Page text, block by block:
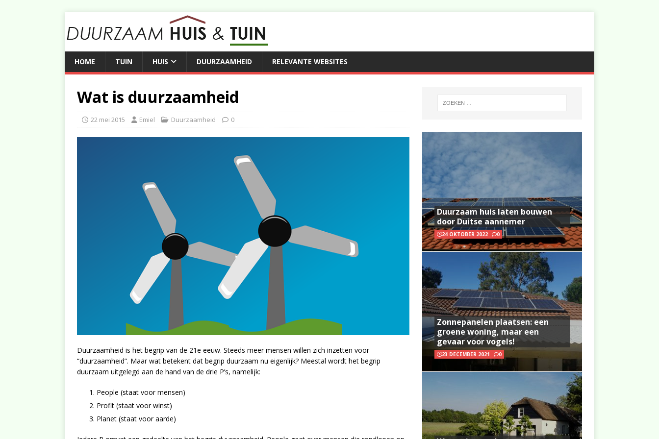
HOME TUIN HUIS DUURZAAMHEID RELEVANTE WEBSITES
Wat is duurzaamheid
22 mei 2015 Emiel Duurzaamheid 0
Duurzaamheid is het begrip van de 21e eeuw. Steeds meer mensen willen zich inzetten voor
“duurzaamheid”. Maar wat betekent dat begrip duurzaam nu eigenlijk? Meestal wordt het begrip
duurzaam uitgelegd aan de hand van de drie P’s, namelijk:
People (staat voor mensen)
Profit (staat voor winst)
Planet (staat voor aarde)
Duurzaam huis laten bouwen
door Duitse aannemer
24 OKTOBER 2022 0
Zonnepanelen plaatsen: een
groene woning, maar een
gevaar voor vogels!
23 DECEMBER 2021 0